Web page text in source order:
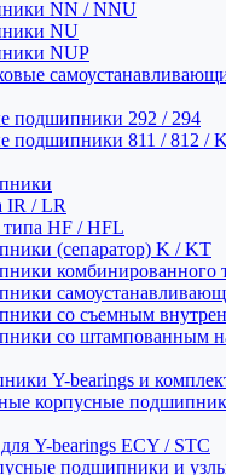
NN / NNU
NU
NUP
подшипники 292 / 294
подшипники 811 / 812 /
IR / LR
HF / HFL
(сепаратор) K / KT
комбинированного
со съемным
со штампованным
Y-bearings и
корпусные
Y-bearings ECY / STC
подшипники и